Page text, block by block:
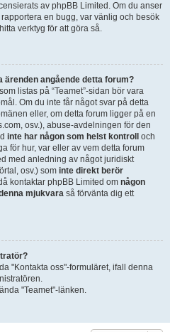
av phpBB Limited. Om du anser
en bugg, var vänlig och besök
verktyg för att göra så.
ärenden angående detta forum?
listas på “Teamet”-sidan bör vara
Om du inte får något svar på detta
eller, om detta forum ligger på en
osv.), abuse-avdelningen för den
inte har någon som helst kontroll
och
för hur, var eller av vem detta forum
med anledning av något juridiskt
osv.) som inte direkt berör
kontaktar phpBB Limited om någon
mjukvara så förvänta dig ett
"Kontakta oss"-formuläret, ifall denna
"Teamet"-länken.